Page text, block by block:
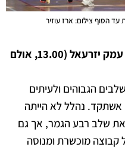
עד הסוף צילום: ארז עוזיר
כצנלסון כפר סבא – ויצ”ו נהלל עמק יזרעאל (13.00, אולם
הגבוהים ולעיתים
נהלל לא הייתה
את שלב רבע הגמר, אך גם
קבוצה מוכשרת ומנוסה